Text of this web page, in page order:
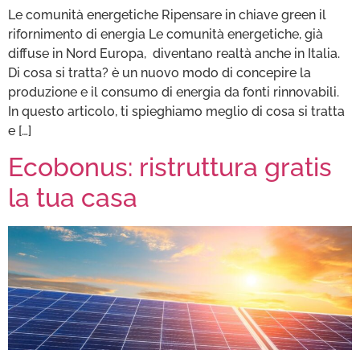
Le comunità energetiche Ripensare in chiave green il
rifornimento di energia Le comunità energetiche, già
diffuse in Nord Europa, diventano realtà anche in Italia.
Di cosa si tratta? è un nuovo modo di concepire la
produzione e il consumo di energia da fonti rinnovabili.
In questo articolo, ti spieghiamo meglio di cosa si tratta
e […]
Ecobonus: ristruttura gratis
la tua casa